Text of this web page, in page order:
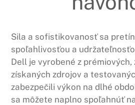
Sila a sofistikovanosť sa
spoľahlivosťou a
Dell je vyrobené z prémiových,
získaných zdrojov a
zabezpečili výkon na dlhé
sa môžete naplno spoľahnúť